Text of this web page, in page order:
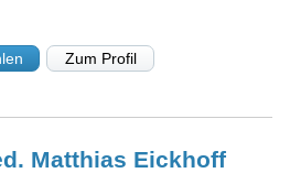
Zum Profil
Matthias Eickhoff